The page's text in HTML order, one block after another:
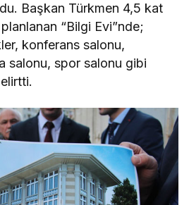
Başkan Türkmen 4,5 kat
“Bilgi Evi”nde;
konferans salonu,
salonu, spor salonu gibi